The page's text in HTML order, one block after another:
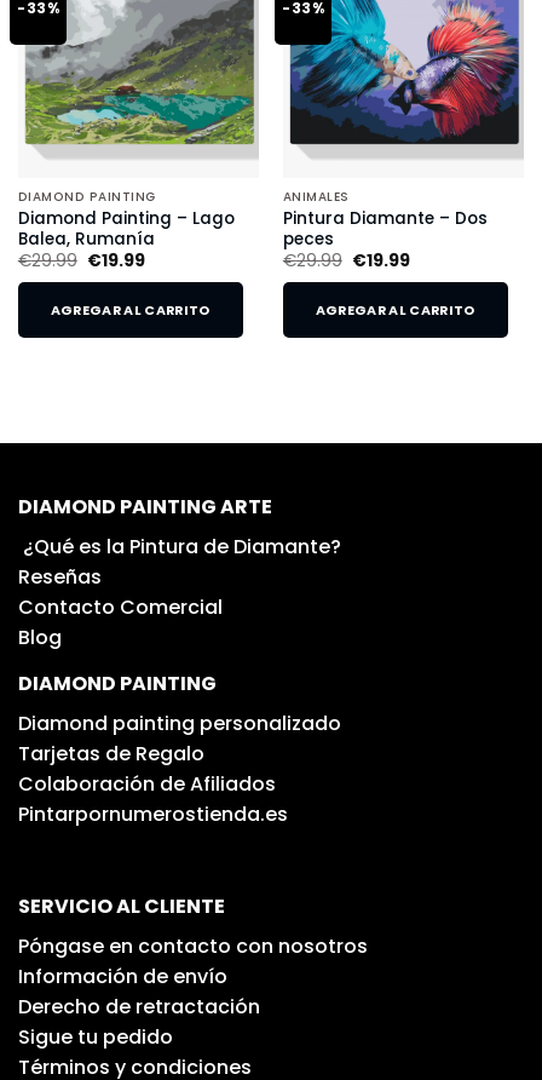
-33%
DIAMOND PAINTING
Diamond Painting – Lago
Balea, Rumanía
€29.99 €19.99
AGREGAR AL CARRITO
-33%
ANIMALES
Pintura Diamante – Dos
peces
€29.99 €19.99
AGREGAR AL CARRITO
DIAMOND PAINTING ARTE
¿Qué es la Pintura de Diamante?
Reseñas
Contacto Comercial
Blog
DIAMOND PAINTING
Diamond painting personalizado
Tarjetas de Regalo
Colaboración de Afiliados
Pintarpornumerostienda.es
SERVICIO AL CLIENTE
Póngase en contacto con nosotros
Información de envío
Derecho de retractación
Sigue tu pedido
Términos y condiciones